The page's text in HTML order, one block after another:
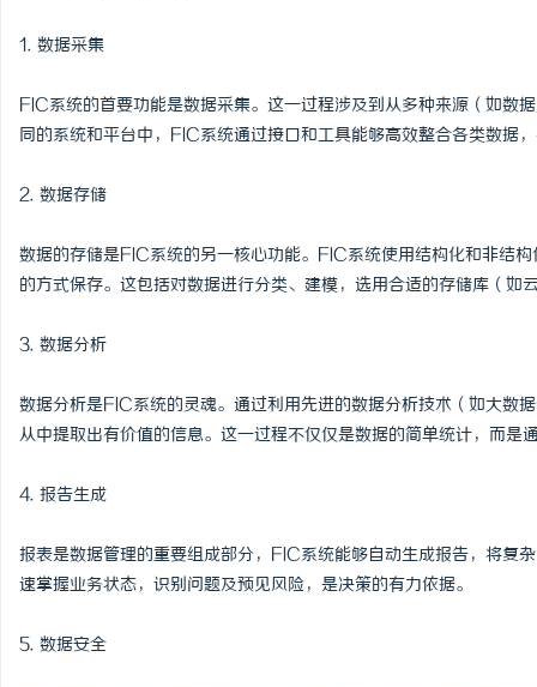
1. 数据采集
FIC系统的首要功能是数据采集。这一过程涉及到从多种来源（如数
同的系统和平台中，FIC系统通过接口和工具能够高效整合各类数据
2. 数据存储
数据的存储是FIC系统的另一核心功能。FIC系统使用结构化和非结
的方式保存。这包括对数据进行分类、建模，选用合适的存储库（
3. 数据分析
数据分析是FIC系统的灵魂。通过利用先进的数据分析技术（如大数
从中提取出有价值的信息。这一过程不仅仅是数据的简单统计，而是
4. 报告生成
报表是数据管理的重要组成部分，FIC系统能够自动生成报告，将复
速掌握业务状态，识别问题及预见风险，是决策的有力依据。
5. 数据安全